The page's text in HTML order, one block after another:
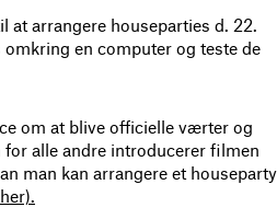
at arrangere houseparties d. 22.
en computer og teste de
om at blive officielle værter og
alle andre introducerer filmen
man kan arrangere et houseparty